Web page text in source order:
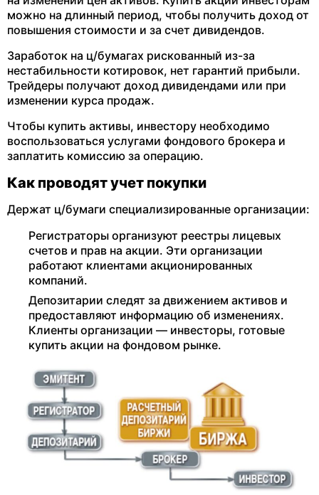
можно на длинный период, чтобы получить доход от
повышения стоимости и за счет дивидендов.
Заработок на ц/бумагах рискованный из-за
нестабильности котировок, нет гарантий прибыли.
Трейдеры получают доход дивидендами или при
изменении курса продаж.
Чтобы купить активы, инвестору необходимо
воспользоваться услугами фондового брокера и
заплатить комиссию за операцию.
Как проводят учет покупки
Держат ц/бумаги специализированные организации:
Регистраторы организуют реестры лицевых
счетов и прав на акции. Эти организации
работают клиентами акционированных
компаний.
Депозитарии следят за движением активов и
предоставляют информацию об изменениях.
Клиенты организации — инвесторы, готовые
купить акции на фондовом рынке.